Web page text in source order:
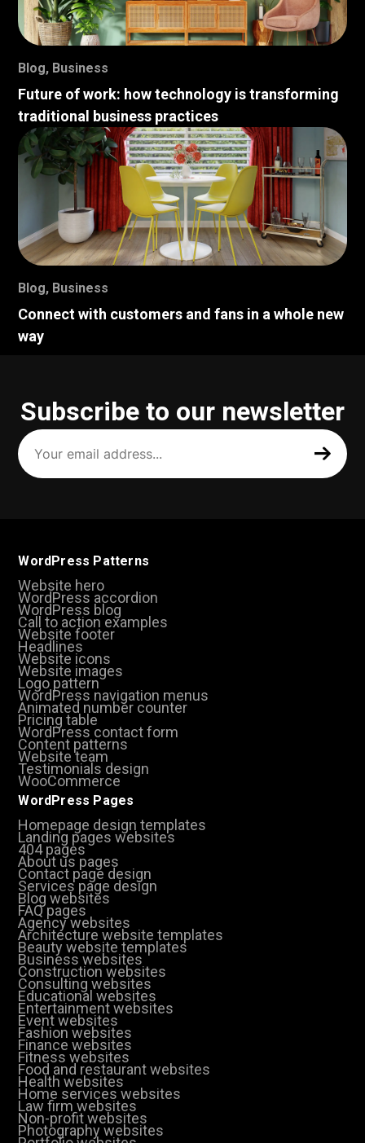
Blog, Business
Future of work: how technology is transforming
traditional business practices
Blog, Business
Connect with customers and fans in a whole new
way
Subscribe to our newsletter
Your
email
address
(Required)
WordPress Patterns
Website hero
WordPress accordion
WordPress blog
Call to action examples
Website footer
Headlines
Website icons
Website images
Logo pattern
WordPress navigation menus
Animated number counter
Pricing table
WordPress contact form
Content patterns
Website team
Testimonials design
WooCommerce
WordPress Pages
Homepage design templates
Landing pages websites
404 pages
About us pages
Contact page design
Services page design
Blog websites
FAQ pages
Agency websites
Architecture website templates
Beauty website templates
Business websites
Construction websites
Consulting websites
Educational websites
Entertainment websites
Event websites
Fashion websites
Finance websites
Fitness websites
Food and restaurant websites
Health websites
Home services websites
Law firm websites
Non-profit websites
Photography websites